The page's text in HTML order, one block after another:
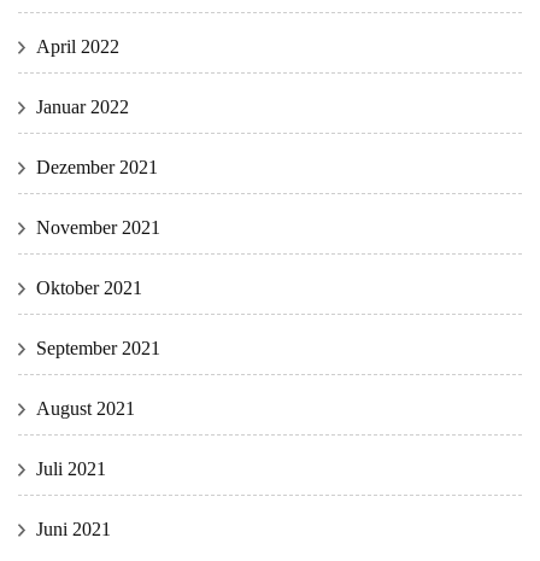
April 2022
Januar 2022
Dezember 2021
November 2021
Oktober 2021
September 2021
August 2021
Juli 2021
Juni 2021